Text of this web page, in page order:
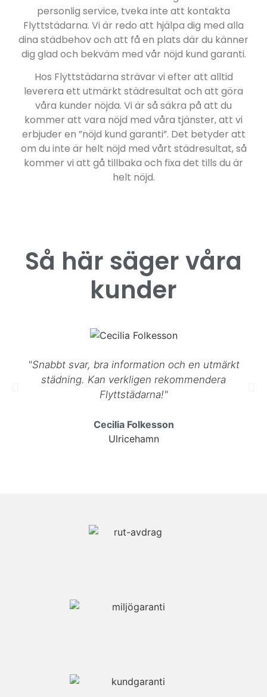
personlig service, tveka inte att kontakta
Flyttstädarna. Vi är redo att hjälpa dig med alla
dina städbehov och att få en plats där du känner
dig glad och bekväm med vår nöjd kund garanti.
Hos Flyttstädarna strävar vi efter att alltid
leverera ett utmärkt städresultat och att göra
våra kunder nöjda. Vi är så säkra på att du
kommer att vara nöjd med våra tjänster, att vi
erbjuder en ”nöjd kund garanti”. Det betyder att
om du inte är helt nöjd med vårt städresultat, så
kommer vi att gå tillbaka och fixa det tills du är
helt nöjd.
Så här säger våra
kunder
"Snabbt svar, bra information och en utmärkt
städning. Kan verkligen rekommendera
Flyttstädarna!"
Cecilia Folkesson
Ulricehamn